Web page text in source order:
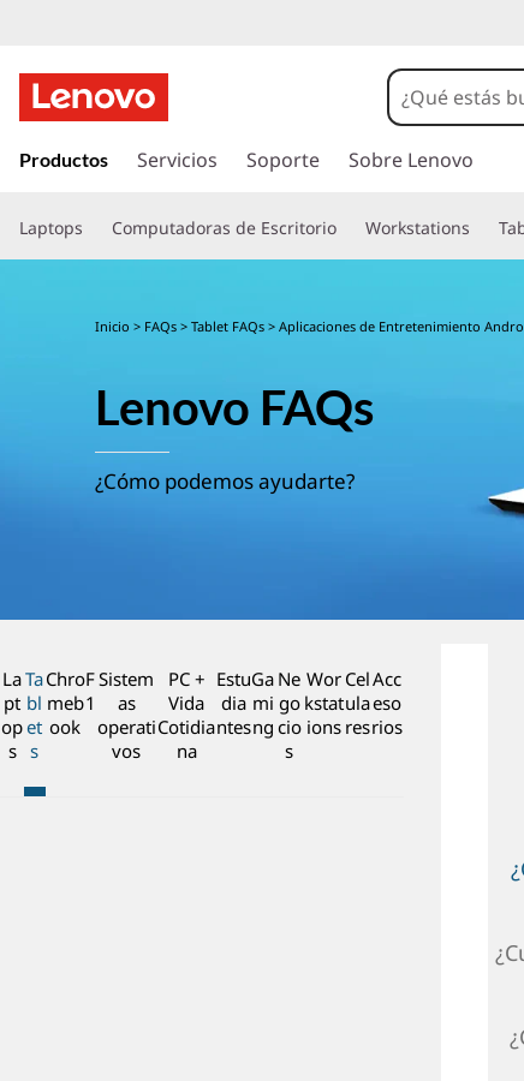
r
c
o
l
Productos Servicios Soporte Sobre Lenovo
Laptops Computadoras de Escritorio Workstations
Inicio > FAQs >Tablet FAQs > Aplicaciones de Entretenimiento
Lenovo FAQs
¿Cómo podemos ayudarte?
La
pt
op
s
Ta
bl
et
s
Chro
meb
ook
F
1
Sistem
as
operati
vos
PC +
Vida
Cotidia
na
Estu
dia
ntes
Ga
mi
ng
Ne
go
cio
s
Wor
kstat
ions
Cel
ula
res
Acc
eso
rios